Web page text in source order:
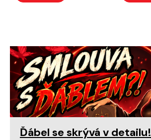
Ďábel se skrývá v detailu!